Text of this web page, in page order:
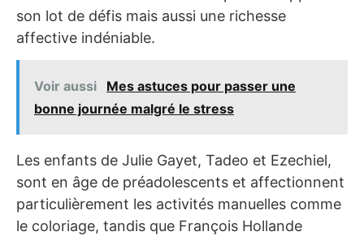
son lot de défis mais aussi une richesse
affective indéniable.
Voir aussi
Mes astuces pour passer une
bonne journée malgré le stress
Les enfants de Julie Gayet, Tadeo et Ezechiel,
sont en âge de préadolescents et affectionnent
particulièrement les activités manuelles comme
le coloriage, tandis que François Hollande